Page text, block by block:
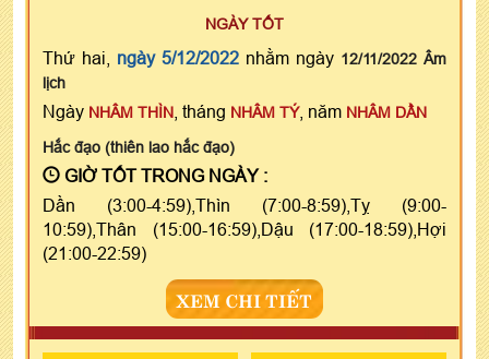
NGÀY TỐT
Thứ hai, ngày 5/12/2022 nhằm ngày 12/11/2022 Âm
lịch
Ngày NHÂM THÌN , tháng NHÂM TÝ, năm NHÂM DẦN
Hắc đạo (thiên lao hắc đạo)
GIỜ TỐT TRONG NGÀY :
Dần (3:00-4:59),Thìn (7:00-8:59),Tỵ (9:00-
10:59),Thân (15:00-16:59),Dậu (17:00-18:59),Hợi
(21:00-22:59)
XEM CHI TIẾT